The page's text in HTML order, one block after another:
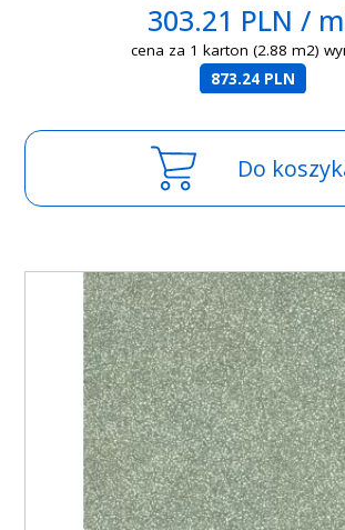
303.21 PLN /
cena za 1 karton (2.88 m2)
873.24 PLN
Do